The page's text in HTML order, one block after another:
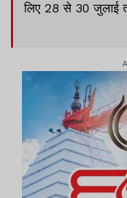
लिए 28 से 30 जुलाई